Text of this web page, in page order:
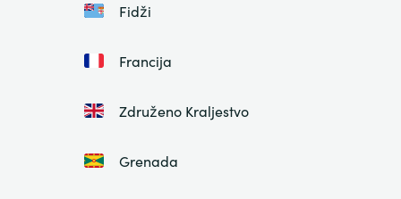
Fidži
Francija
Združeno Kraljestvo
Grenada